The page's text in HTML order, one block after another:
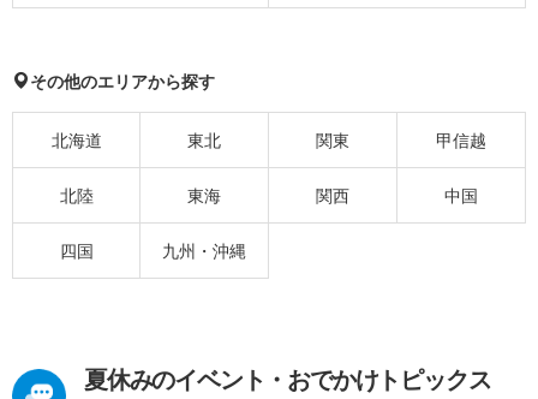
その他のエリアから探す
北海道 東北 関東 甲信越
北陸 東海 関西 中国
四国 九州・沖縄
夏休みのイベント・おでかけトピックス